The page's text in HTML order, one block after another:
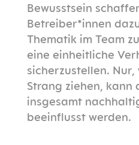
Bewusstsein
Betreiber*innen
Thematik im Team
eine einheitliche
sicherzustellen.
Strang ziehen, kann
insgesamt
beeinflusst werden.